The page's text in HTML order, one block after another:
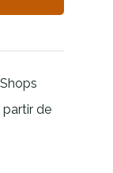
partir de